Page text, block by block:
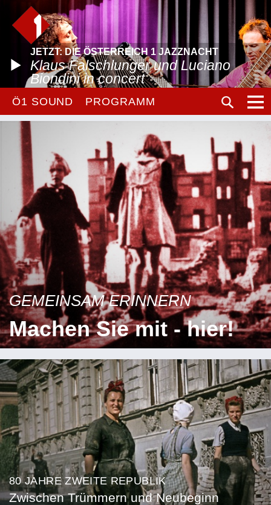
JETZT: DIE ÖSTERREICH 1 JAZZNACHT
Klaus Falschlunger und Luciano
Biondini in concert
Ö1 SOUND PROGRAMM
GEMEINSAM ERINNERN
Machen Sie mit - hier!
80 JAHRE ZWEITE REPUBLIK
Zwischen Trümmern und Neubeginn